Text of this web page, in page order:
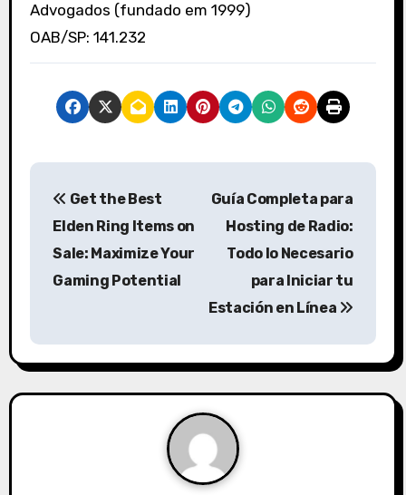
Advogados (fundado em 1999)
OAB/SP: 141.232
P
a
v
Get the Best
Elden Ring Items on
Sale: Maximize Your
Gaming Potential
Guía Completa para
Hosting de Radio:
Todo lo Necesario
para Iniciar tu
Estación en Línea